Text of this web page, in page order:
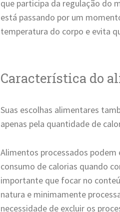
que participa da regulação do
está passando por um
temperatura do corpo e evita
Característica do
Suas escolhas alimentares
apenas pela quantidade de
Alimentos processados
consumo de calorias quando
importante que focar no
natura e minimamente
necessidade de excluir os